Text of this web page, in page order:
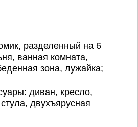
разделенный на 6
ванная комната,
зона, лужайка;
диван, кресло,
двухъярусная